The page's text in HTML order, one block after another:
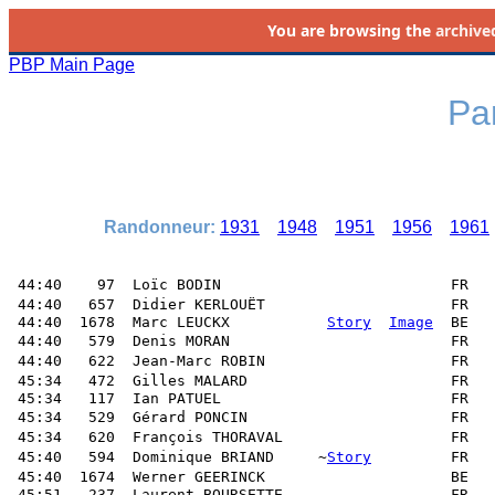
You are browsing the
PBP Main Page
Randonneur: 1931 1948 1951 1956 1961
44:40    97  Loïc BODIN                          FR
44:40   657  Didier KERLOUËT
44:40  1678  Marc LEUCKX Story Image
BE
44:40   579  Denis MORAN
44:40   622  Jean-Marc ROBIN
45:34   472  Gilles MALARD
45:34   117  Ian PATUEL                          FR
45:34   529  Gérard PONCIN
45:34   620  François THORAVAL
45:40   594  Dominique BRIAND     ~Story
45:40  1674  Werner GEERINCK